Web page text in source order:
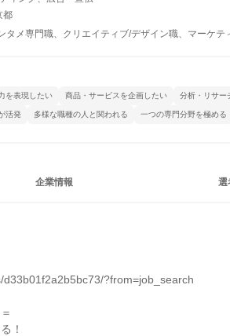
都
メ専門職、クリエイティブ/デザイン職、マーケテ
を表現したい 商品・サービスを企画したい 分析・リサー
活発 多様な職種の人と関われる 一つの専門分野を極める
企業情報 選
?from=job_search
！